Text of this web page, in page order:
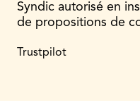
Syndic autorisé en
de propositions de
Trustpilot